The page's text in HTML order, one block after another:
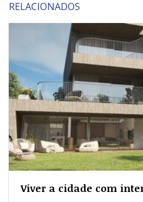
RELACIONADOS
Viver a cidade com